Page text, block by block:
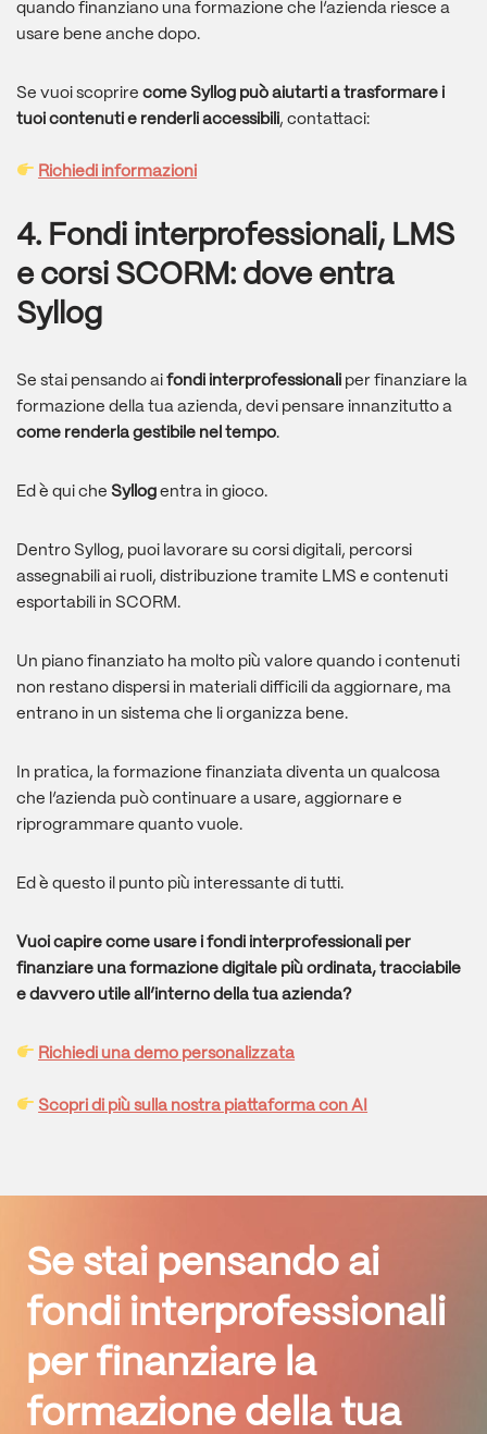
quando finanziano una formazione che l’azienda riesce a
usare bene anche dopo.
Se vuoi scoprire come Syllog può aiutarti a trasformare i
tuoi contenuti e renderli accessibili, contattaci:
Richiedi informazioni
4. Fondi interprofessionali, LMS
e corsi SCORM: dove entra
Syllog
Se stai pensando ai fondi interprofessionali per finanziare la
formazione della tua azienda, devi pensare innanzitutto a
come renderla gestibile nel tempo.
Ed è qui che Syllog entra in gioco.
Dentro Syllog, puoi lavorare su corsi digitali, percorsi
assegnabili ai ruoli, distribuzione tramite LMS e contenuti
esportabili in SCORM.
Un piano finanziato ha molto più valore quando i contenuti
non restano dispersi in materiali difficili da aggiornare, ma
entrano in un sistema che li organizza bene.
In pratica, la formazione finanziata diventa un qualcosa
che l’azienda può continuare a usare, aggiornare e
riprogrammare quanto vuole.
Ed è questo il punto più interessante di tutti.
Vuoi capire come usare i fondi interprofessionali per
finanziare una formazione digitale più ordinata, tracciabile
e davvero utile all’interno della tua azienda?
Richiedi una demo personalizzata
Scopri di più sulla nostra piattaforma con AI
Se stai pensando ai
fondi interprofessionali
per finanziare la
formazione della tua